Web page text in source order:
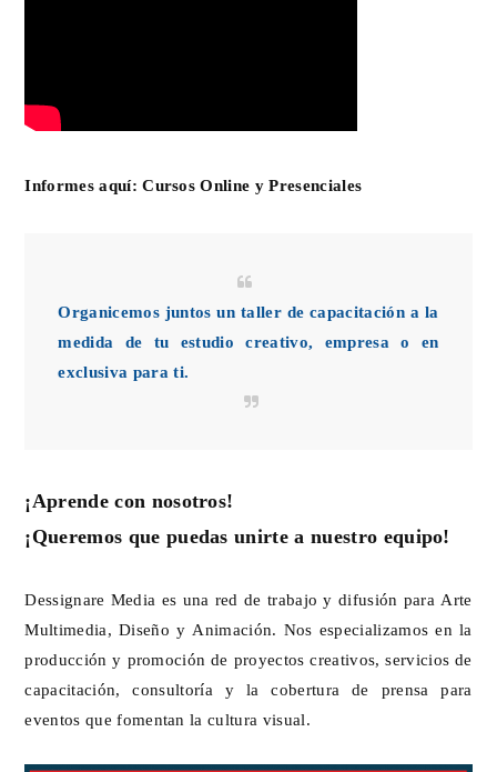
Informes aquí:Cursos Online y Presenciales
Organicemos juntos un taller de capacitación a la
medida de tu estudio creativo, empresa o en
exclusiva para ti.
¡Aprende con nosotros!
¡Queremos que puedas unirte a nuestro equipo!
Dessignare Media es una red de trabajo y difusión para Arte
Multimedia, Diseño y Animación. Nos especializamos en la
producción y promoción de proyectos creativos, servicios de
capacitación, consultoría y la cobertura de prensa para
eventos que fomentan la cultura visual.